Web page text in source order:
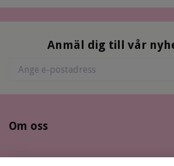
Anmäl dig till vår
Om oss